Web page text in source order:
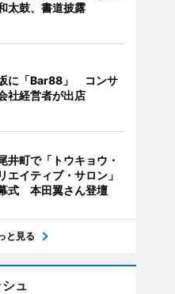
太鼓、書道披露
に「Bar88」 コンサ
社経営者が出店
井町で「トウキョウ・
エイティブ・サロン」
式 本田翼さん登壇
と見る
ュ